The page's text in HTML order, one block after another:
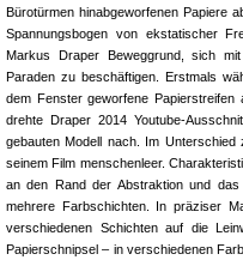
Bürotürmen hinabgeworfenen Papiere
Spannungsbogen von ekstatischer
Markus Draper Beweggrund, sich
Paraden zu beschäftigen. Erstmals
dem Fenster geworfene Papierstreifen
drehte Draper 2014 Youtube-
gebauten Modell nach. Im
seinem Film menschenleer.
an den Rand der Abstraktion und das
mehrere Farbschichten. In präziser
verschiedenen Schichten auf die
Papierschnipsel – in verschiedenen